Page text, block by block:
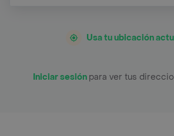
Usa tu ubicación
Iniciar sesión para ver tus